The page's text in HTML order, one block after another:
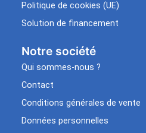
Politique de cookies (UE)
Solution de financement
Notre société
Qui sommes-nous ?
Contact
Conditions générales de vente
Données personnelles